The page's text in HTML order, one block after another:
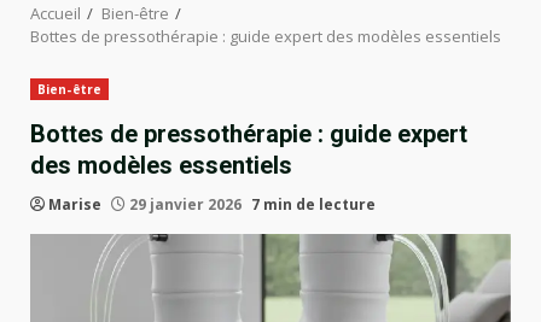
Accueil
Bien-être
Bottes de pressothérapie : guide expert des modèles essentiels
Bien-être
Bottes de pressothérapie : guide expert
des modèles essentiels
Marise 29 janvier 2026 7 min de lecture